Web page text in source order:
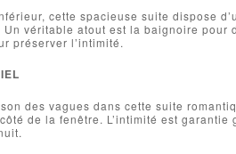
cette spacieuse suite dispose
véritable atout est la baignoire pour
préserver l’intimité.
des vagues dans cette suite
de la fenêtre. L’intimité est